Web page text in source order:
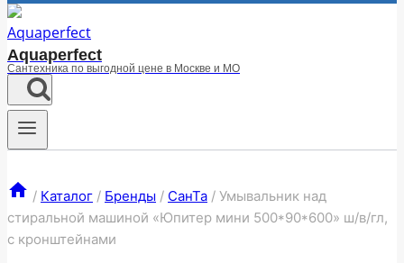
Aquaperfect
Сантехника по выгодной цене в Москве и МО
/ Каталог / Бренды / СанТа / Умывальник над
стиральной машиной «Юпитер мини 500*90*600» ш/в/гл,
с кронштейнами